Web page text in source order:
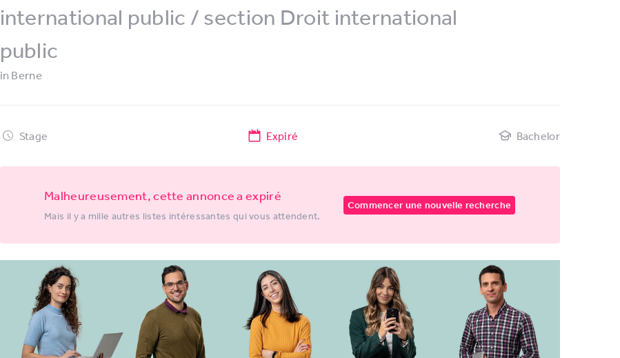
international public / section Droit international
public
inBerne
Stage Expiré Bachelor
Malheureusement, cette annonce a expiré
Mais il y a mille autres listes intéressantes qui vous attendent.
Commencer une nouvelle recherche